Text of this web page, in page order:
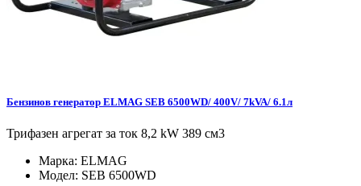
Бензинов генератор ELMAG SEB 6500WD/ 400V/ 7kVA/ 6.1л
Трифазен агрегат за ток 8,2 kW 389 см3
Марка: ELMAG
Модел: SEB 6500WD